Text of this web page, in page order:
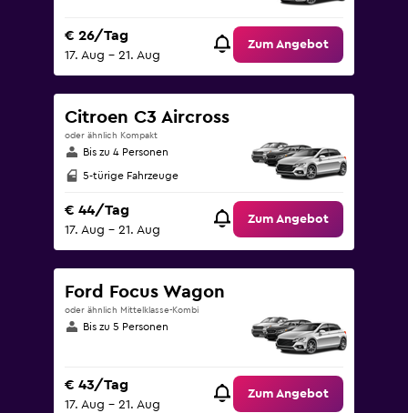
€ 26/Tag
17. Aug – 21. Aug
Zum Angebot
Citroen C3 Aircross
oder ähnlich Kompakt
Bis zu 4 Personen
5-türige Fahrzeuge
€ 44/Tag
17. Aug – 21. Aug
Zum Angebot
Ford Focus Wagon
oder ähnlich Mittelklasse-Kombi
Bis zu 5 Personen
€ 43/Tag
17. Aug – 21. Aug
Zum Angebot